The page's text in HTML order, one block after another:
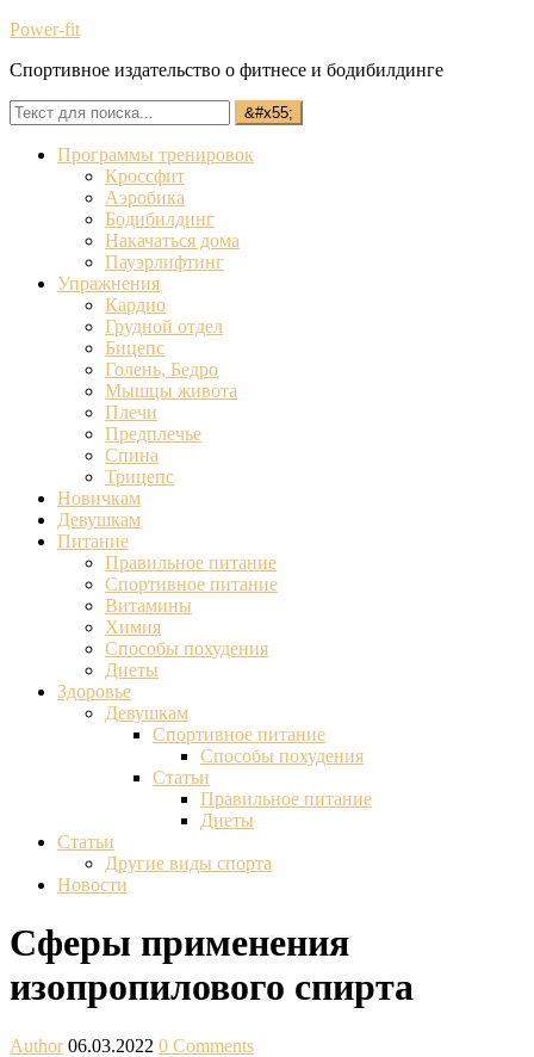
Power-fit
Спортивное издательство о фитнесе и бодибилдинге
Программы тренировок
Кроссфит
Аэробика
Бодибилдинг
Накачаться дома
Пауэрлифтинг
Упражнения
Кардио
Грудной отдел
Бицепс
Голень, Бедро
Мышцы живота
Плечи
Предплечье
Спина
Трицепс
Новичкам
Девушкам
Питание
Правильное питание
Спортивное питание
Витамины
Химия
Способы похудения
Диеты
Здоровье
Девушкам
Спортивное питание
Способы похудения
Статьи
Правильное питание
Диеты
Статьи
Другие виды спорта
Новости
Сферы применения
изопропилового спирта
Author 06.03.2022 0 Comments